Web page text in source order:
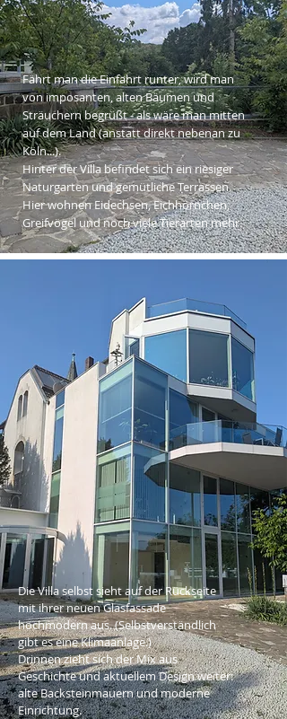
Fährt man die Einfahrt runter, wird man
von imposanten, alten Bäumen und
Sträuchern begrüßt - als wäre man mitten
auf dem Land (anstatt direkt nebenan zu
Köln...).
Hinter der Villa befindet sich ein riesiger
Naturgarten und gemütliche Terrassen.
Hier wohnen Eidechsen, Eichhörnchen,
Greifvögel und noch viele Tierarten mehr.
Die Villa selbst sieht auf der Rückseite
mit ihrer neuen Glasfassade
hochmodern aus. (Selbstverständlich
gibt es eine Klimaanlage.)
Drinnen zieht sich der Mix aus
Geschichte und aktuellem Design weiter:
alte Backsteinmauern und moderne
Einrichtung.